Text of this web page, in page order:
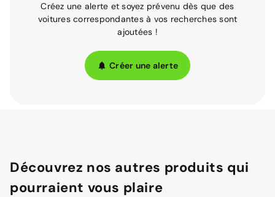
Créez une alerte et soyez prévenu dès que des
voitures correspondantes à vos recherches sont
ajoutées !
Créer une alerte
Découvrez nos autres produits qui
pourraient vous plaire